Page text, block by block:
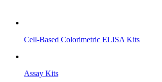
Cell-Based Colorimetric ELISA Kits
Assay Kits